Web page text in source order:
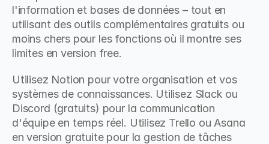
l'information et bases de données – tout en
utilisant des outils complémentaires gratuits ou
moins chers pour les fonctions où il montre ses
limites en version free.
Utilisez Notion pour votre organisation et vos
systèmes de connaissances. Utilisez Slack ou
Discord (gratuits) pour la communication
d'équipe en temps réel. Utilisez Trello ou Asana
en version gratuite pour la gestion de tâches